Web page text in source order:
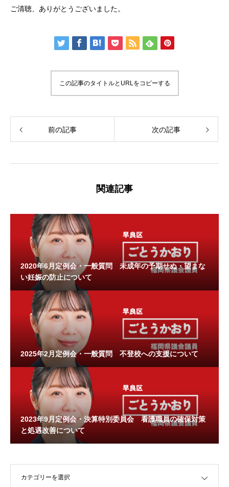
ご清聴、ありがとうございました。
この記事のタイトルとURLをコピーする
前の記事 次の記事
関連記事
2020年6月定例会・一般質問 未成年の予期せぬ・望まな
い妊娠の防止について
2025年2月定例会・一般質問 不登校への支援について
2023年9月定例会・決算特別委員会 看護職員の確保対策
と処遇改善について